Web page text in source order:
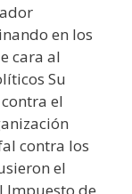
en los
cara al
Su
el
contra los
el
Impuesto de